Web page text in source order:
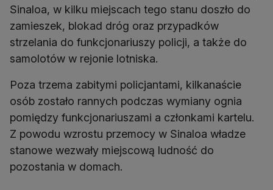
Sinaloa, w kilku miejscach tego stanu doszło do
zamieszek, blokad dróg oraz przypadków
strzelania do funkcjonariuszy policji, a także do
samolotów w rejonie lotniska.
Poza trzema zabitymi policjantami, kilkanaście
osób zostało rannych podczas wymiany ognia
pomiędzy funkcjonariuszami a członkami kartelu.
Z powodu wzrostu przemocy w Sinaloa władze
stanowe wezwały miejscową ludność do
pozostania w domach.